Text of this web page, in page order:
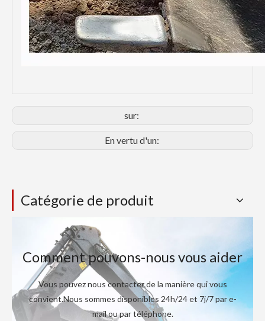
sur:
En vertu d'un:
Catégorie de produit
Comment pouvons-nous vous aider
Vous pouvez nous contacter de la manière qui vous
convient.Nous sommes disponibles 24h/24 et 7j/7 par e-
mail ou par téléphone.